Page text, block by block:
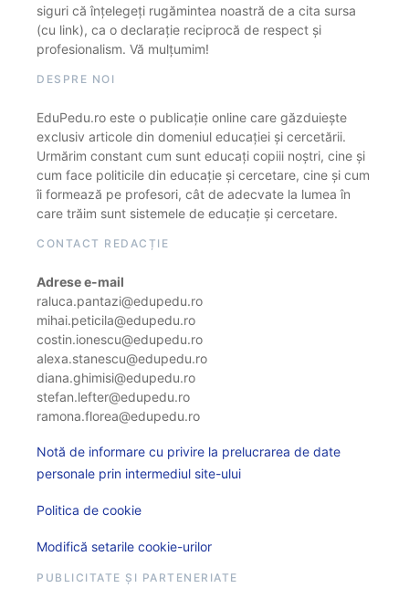
siguri că înțelegeți rugămintea noastră de a cita sursa
(cu link), ca o declarație reciprocă de respect și
profesionalism. Vă mulțumim!
DESPRE NOI
EduPedu.ro este o publicație online care găzduiește
exclusiv articole din domeniul educației și cercetării.
Urmărim constant cum sunt educați copiii noștri, cine și
cum face politicile din educație și cercetare, cine și cum
îi formează pe profesori, cât de adecvate la lumea în
care trăim sunt sistemele de educație și cercetare.
CONTACT REDACȚIE
Adrese e-mail
raluca.pantazi@edupedu.ro
mihai.peticila@edupedu.ro
costin.ionescu@edupedu.ro
alexa.stanescu@edupedu.ro
diana.ghimisi@edupedu.ro
stefan.lefter@edupedu.ro
ramona.florea@edupedu.ro
Notă de informare cu privire la prelucrarea de date
personale prin intermediul site-ului
Politica de cookie
Modifică setarile cookie-urilor
PUBLICITATE ȘI PARTENERIATE